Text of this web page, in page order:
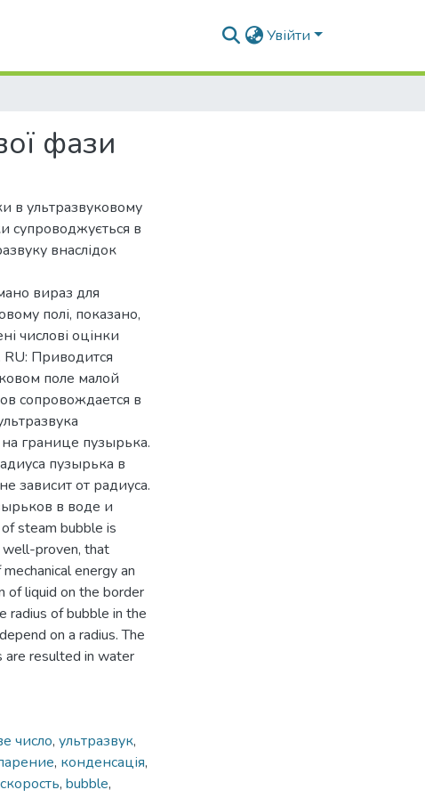
Увійти
фази
в ультразвуковому
супроводжується в
внаслідок
вираз для
полі, показано,
числові оцінки
RU: Приводится
поле малой
сопровождается в
границе пузырька.
пузырька в
зависит от радиуса.
в воде и
steam bubble is
well-proven, that
energy an
of liquid on the border
radius of bubble in the
on a radius. The
are resulted in water
число, ультразвук,
, конденсація,
, bubble,